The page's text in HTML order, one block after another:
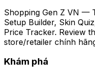
Shopping Gen Z VN —
Setup Builder, Skin
Price Tracker. Review
store/retailer chính
Khám phá